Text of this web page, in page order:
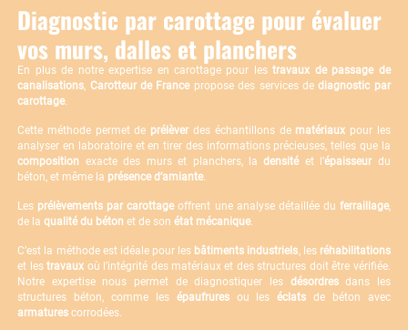
Diagnostic par carottage pour évaluer
vos murs, dalles et planchers
En plus de notre expertise en carottage pour lestravaux de passage de
canalisations, Carotteur de Francepropose des services dediagnostic par
carottage.
Cette méthode permet de prélèverdes échantillons de matériaux pour les
analyser en laboratoire et en tirer des informations précieuses, telles que la
composition exacte des murs et planchers, ladensitéet l’épaisseurdu
béton, et même la présence d’amiante.
Les prélèvements par carottageoffrent une analyse détaillée du ferraillage,
de laqualité du béton et de sonétat mécanique.
C’est la méthode est idéale pour les bâtiments industriels, les réhabilitations
et lestravaux où l’intégrité des matériaux et des structures doit être vérifiée.
Notre expertise nous permet de diagnostiquer les désordresdans les
structures béton, comme les épaufruresou leséclats de béton avec
armatures corrodées.